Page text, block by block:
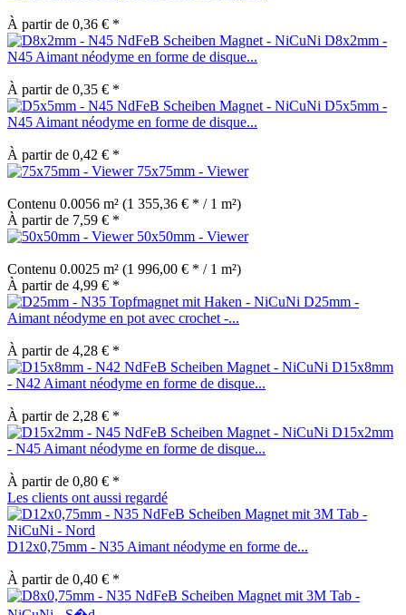
À partir de 0,36 € *
D8x2mm -
N45 Aimant néodyme en forme de disque...
À partir de 0,35 € *
D5x5mm -
N45 Aimant néodyme en forme de disque...
À partir de 0,42 € *
75x75mm - Viewer
Contenu 0.0056 m² (1 355,36 € * / 1 m²)
À partir de 7,59 € *
50x50mm - Viewer
Contenu 0.0025 m² (1 996,00 € * / 1 m²)
À partir de 4,99 € *
D25mm -
Aimant néodyme en pot avec crochet -...
À partir de 4,28 € *
D15x8mm
- N42 Aimant néodyme en forme de disque...
À partir de 2,28 € *
D15x2mm
- N45 Aimant néodyme en forme de disque...
À partir de 0,80 € *
Les clients ont aussi regardé
D12x0,75mm - N35 Aimant néodyme en forme de...
À partir de 0,40 € *